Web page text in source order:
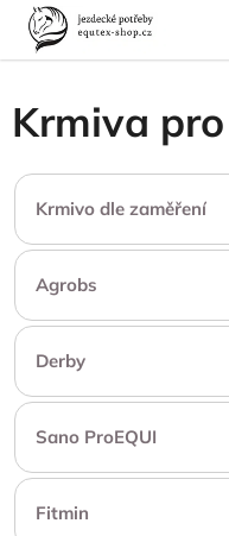
Přejít
obsah
Domů
Krmivo a vitamíny
Krmiva
Krmivo dle zaměření
Agrobs
Derby
Sano ProEQUI
Fitmin